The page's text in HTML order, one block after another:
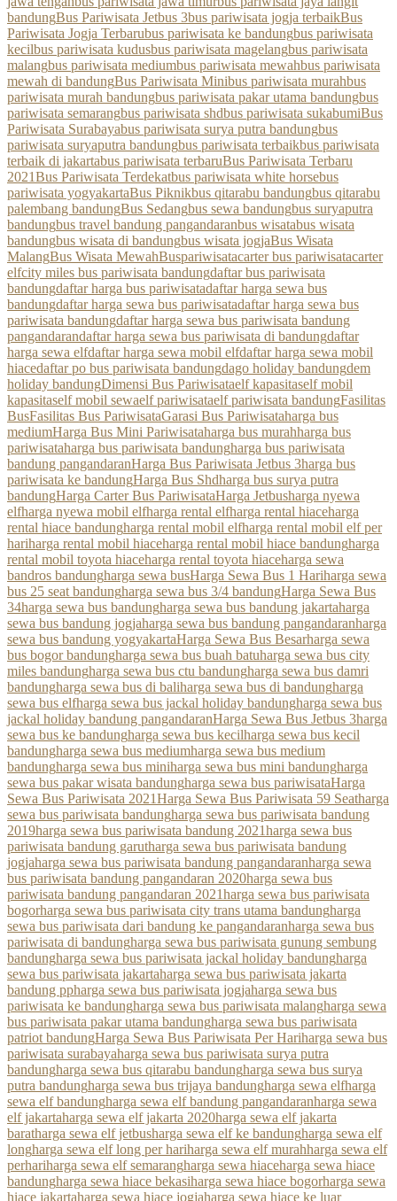
bandungBus Pariwisata Jetbus 3bus pariwisata jogja terbaikBus
Pariwisata Jogja Terbarubus pariwisata ke bandungbus pariwisata
kecilbus pariwisata kudusbus pariwisata magelangbus pariwisata
malangbus pariwisata mediumbus pariwisata mewahbus pariwisata
mewah di bandungBus Pariwisata Minibus pariwisata murahbus
pariwisata murah bandungbus pariwisata pakar utama bandungbus
pariwisata semarangbus pariwisata shdbus pariwisata sukabumiBus
Pariwisata Surabayabus pariwisata surya putra bandungbus
pariwisata suryaputra bandungbus pariwisata terbaikbus pariwisata
terbaik di jakartabus pariwisata terbaruBus Pariwisata Terbaru
2021Bus Pariwisata Terdekatbus pariwisata white horsebus
pariwisata yogyakartaBus Piknikbus qitarabu bandungbus qitarabu
palembang bandungBus Sedangbus sewa bandungbus suryaputra
bandungbus travel bandung pangandaranbus wisatabus wisata
bandungbus wisata di bandungbus wisata jogjaBus Wisata
MalangBus Wisata MewahBuspariwisatacarter bus pariwisatacarter
elfcity miles bus pariwisata bandungdaftar bus pariwisata
bandungdaftar harga bus pariwisatadaftar harga sewa bus
bandungdaftar harga sewa bus pariwisatadaftar harga sewa bus
pariwisata bandungdaftar harga sewa bus pariwisata bandung
pangandarandaftar harga sewa bus pariwisata di bandungdaftar
harga sewa elfdaftar harga sewa mobil elfdaftar harga sewa mobil
hiacedaftar po bus pariwisata bandungdago holiday bandungdem
holiday bandungDimensi Bus Pariwisataelf kapasitaself mobil
kapasitaself mobil sewaelf pariwisataelf pariwisata bandungFasilitas
BusFasilitas Bus PariwisataGarasi Bus Pariwisataharga bus
mediumHarga Bus Mini Pariwisataharga bus murahharga bus
pariwisataharga bus pariwisata bandungharga bus pariwisata
bandung pangandaranHarga Bus Pariwisata Jetbus 3harga bus
pariwisata ke bandungHarga Bus Shdharga bus surya putra
bandungHarga Carter Bus PariwisataHarga Jetbusharga nyewa
elfharga nyewa mobil elfharga rental elfharga rental hiaceharga
rental hiace bandungharga rental mobil elfharga rental mobil elf per
hariharga rental mobil hiaceharga rental mobil hiace bandungharga
rental mobil toyota hiaceharga rental toyota hiaceharga sewa
bandros bandungharga sewa busHarga Sewa Bus 1 Hariharga sewa
bus 25 seat bandungharga sewa bus 3/4 bandungHarga Sewa Bus
34harga sewa bus bandungharga sewa bus bandung jakartaharga
sewa bus bandung jogjaharga sewa bus bandung pangandaranharga
sewa bus bandung yogyakartaHarga Sewa Bus Besarharga sewa
bus bogor bandungharga sewa bus buah batuharga sewa bus city
miles bandungharga sewa bus ctu bandungharga sewa bus damri
bandungharga sewa bus di baliharga sewa bus di bandungharga
sewa bus elfharga sewa bus jackal holiday bandungharga sewa bus
jackal holiday bandung pangandaranHarga Sewa Bus Jetbus 3harga
sewa bus ke bandungharga sewa bus kecilharga sewa bus kecil
bandungharga sewa bus mediumharga sewa bus medium
bandungharga sewa bus miniharga sewa bus mini bandungharga
sewa bus pakar wisata bandungharga sewa bus pariwisataHarga
Sewa Bus Pariwisata 2021Harga Sewa Bus Pariwisata 59 Seatharga
sewa bus pariwisata bandungharga sewa bus pariwisata bandung
2019harga sewa bus pariwisata bandung 2021harga sewa bus
pariwisata bandung garutharga sewa bus pariwisata bandung
jogjaharga sewa bus pariwisata bandung pangandaranharga sewa
bus pariwisata bandung pangandaran 2020harga sewa bus
pariwisata bandung pangandaran 2021harga sewa bus pariwisata
bogorharga sewa bus pariwisata city trans utama bandungharga
sewa bus pariwisata dari bandung ke pangandaranharga sewa bus
pariwisata di bandungharga sewa bus pariwisata gunung sembung
bandungharga sewa bus pariwisata jackal holiday bandungharga
sewa bus pariwisata jakartaharga sewa bus pariwisata jakarta
bandung ppharga sewa bus pariwisata jogjaharga sewa bus
pariwisata ke bandungharga sewa bus pariwisata malangharga sewa
bus pariwisata pakar utama bandungharga sewa bus pariwisata
patriot bandungHarga Sewa Bus Pariwisata Per Hariharga sewa bus
pariwisata surabayaharga sewa bus pariwisata surya putra
bandungharga sewa bus qitarabu bandungharga sewa bus surya
putra bandungharga sewa bus trijaya bandungharga sewa elfharga
sewa elf bandungharga sewa elf bandung pangandaranharga sewa
elf jakartaharga sewa elf jakarta 2020harga sewa elf jakarta
baratharga sewa elf jetbusharga sewa elf ke bandungharga sewa elf
longharga sewa elf long per hariharga sewa elf murahharga sewa elf
perhariharga sewa elf semarangharga sewa hiaceharga sewa hiace
bandungharga sewa hiace bekasiharga sewa hiace bogorharga sewa
hiace jakartaharga sewa hiace jogjaharga sewa hiace ke luar